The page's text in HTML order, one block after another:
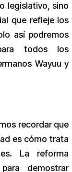
legislativo, sino
que refleje los
así podremos
todos los
Wayuu y
recordar que
es cómo trata
La reforma
demostrar